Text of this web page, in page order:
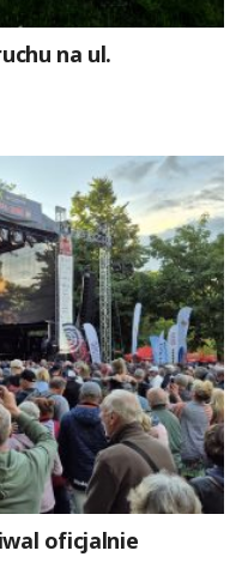
na ul.
oficjalnie